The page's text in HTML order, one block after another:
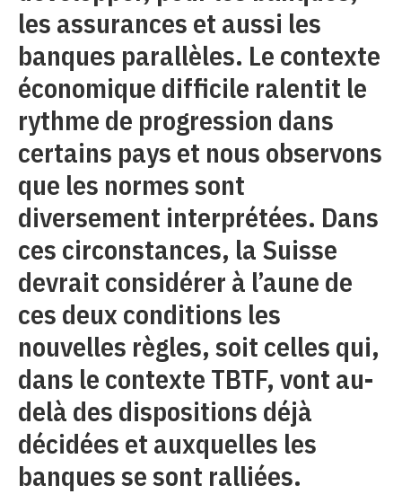
les assurances et aussi les
banques parallèles. Le contexte
économique difficile ralentit le
rythme de progression dans
certains pays et nous observons
que les normes sont
diversement interprétées. Dans
ces circonstances, la Suisse
devrait considérer à l’aune de
ces deux conditions les
nouvelles règles, soit celles qui,
dans le contexte TBTF, vont au-
delà des dispositions déjà
décidées et auxquelles les
banques se sont ralliées.